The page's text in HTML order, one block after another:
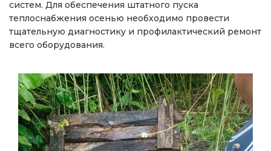
систем. Для обеспечения штатного пуска
теплоснабжения осенью необходимо провести
тщательную диагностику и профилактический ремонт
всего оборудования.